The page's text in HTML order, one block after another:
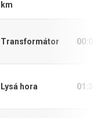
km
Transformátor
Lysá hora